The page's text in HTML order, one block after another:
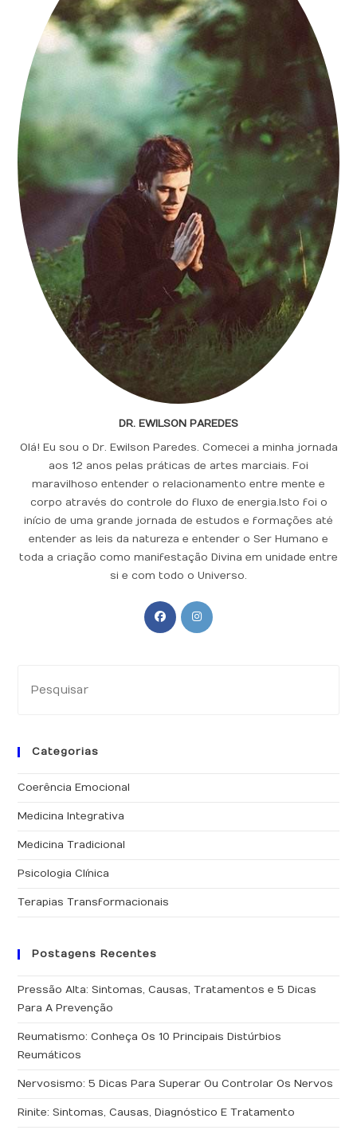
DR. EWILSON PAREDES
Olá! Eu sou o Dr. Ewilson Paredes. Comecei a minha jornada
aos 12 anos pelas práticas de artes marciais. Foi
maravilhoso entender o relacionamento entre mente e
corpo através do controle do fluxo de energia.Isto foi o
início de uma grande jornada de estudos e formações até
entender as leis da natureza e entender o Ser Humano e
toda a criação como manifestação Divina em unidade entre
si e com todo o Universo.
Abre
em
Abre
Categorias
Coerência Emocional
Medicina Integrativa
Medicina Tradicional
Psicologia Clínica
Terapias Transformacionais
Postagens Recentes
Pressão Alta: Sintomas, Causas, Tratamentos e 5 Dicas
Para A Prevenção
Reumatismo: Conheça Os 10 Principais Distúrbios
Reumáticos
Nervosismo: 5 Dicas Para Superar Ou Controlar Os Nervos
Rinite: Sintomas, Causas, Diagnóstico E Tratamento